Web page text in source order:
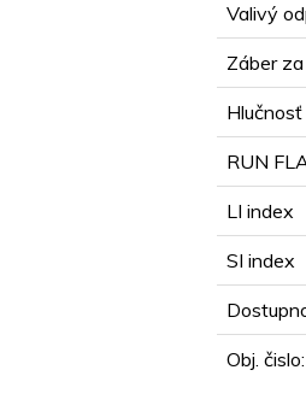
Valivý
Záber
Hlučnosť
RUN
LI index
SI index
Obj. čislo: